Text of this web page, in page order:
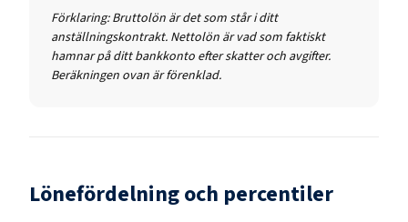
Förklaring: Bruttolön är det som står i ditt
anställningskontrakt. Nettolön är vad som faktiskt
hamnar på ditt bankkonto efter skatter och avgifter.
Beräkningen ovan är förenklad.
Lönefördelning och percentiler